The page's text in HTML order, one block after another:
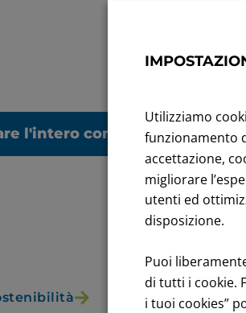
l'intero contenuto
Utilizziamo
funzionamento
accettazione,
migliorare
utenti ed
disposizione.
Puoi
di tutti i cookie.
i tuoi cookies”